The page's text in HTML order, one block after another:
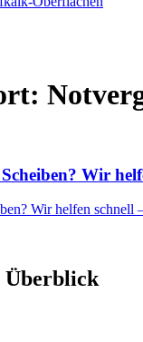
Wir
Wir helfen
Überblick